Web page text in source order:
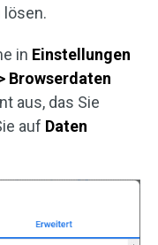
lösen.
in Einstellungen
Browserdaten
aus, das Sie
auf Daten